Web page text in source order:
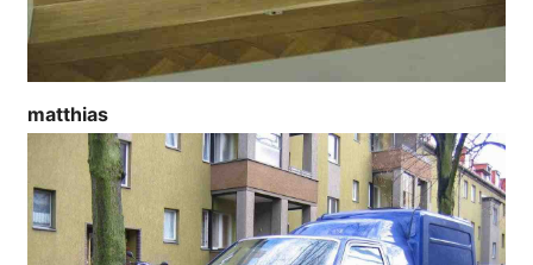
matthias